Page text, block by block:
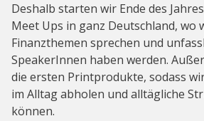
Deshalb starten wir Ende des
Meet Ups in ganz Deutschland, wo
Finanzthemen sprechen und
SpeakerInnen haben werden.
die ersten Printprodukte, sodass
im Alltag abholen und alltägliche
können.